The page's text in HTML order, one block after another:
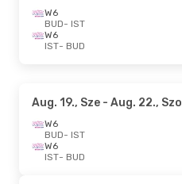
W6
BUD- IST
W6
IST- BUD
Aug. 19., Sze - Aug. 22., Szo
W6
BUD- IST
W6
IST- BUD